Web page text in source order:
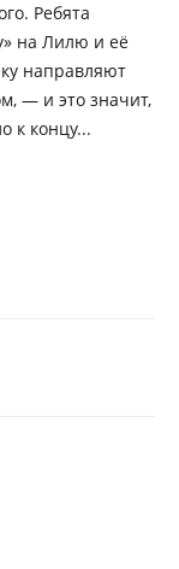
Ребята
на Лилю и её
направляют
— и это значит,
к концу...